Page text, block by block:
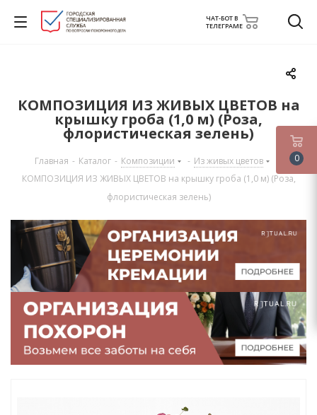
ЧАТ-БОТ В
ТЕЛЕГРАМЕ
КОМПОЗИЦИЯ ИЗ ЖИВЫХ ЦВЕТОВ на
крышку гроба (1,0 м) (Роза,
флористическая зелень)
Главная - Каталог - Композиции - Из живых цветов
КОМПОЗИЦИЯ ИЗ ЖИВЫХ ЦВЕТОВ на крышку гроба (1,0 м) (Роза,
флористическая зелень)
0